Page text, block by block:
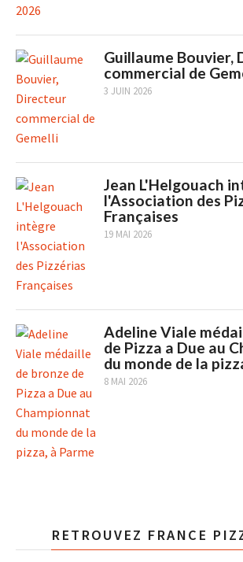
Guillaume Bouvier,
commercial de
3 JUIN 2026
Jean L'Helgouach
l'Association des
Françaises
19 MAI 2026
Adeline Viale
de Pizza a Due au
du monde de la
8 MAI 2026
RETROUVEZ FRANCE